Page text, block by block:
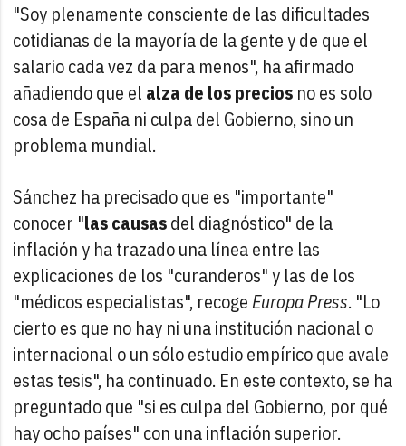
"Soy plenamente consciente de las dificultades
cotidianas de la mayoría de la gente y de que el
salario cada vez da para menos", ha afirmado
añadiendo que el alza de los precios no es solo
cosa de España ni culpa del Gobierno, sino un
problema mundial.
Sánchez ha precisado que es "importante"
conocer "las causasdel diagnóstico" de la
inflación y ha trazado una línea entre las
explicaciones de los "curanderos" y las de los
"médicos especialistas", recogeEuropa Press. "Lo
cierto es que no hay ni una institución nacional o
internacional o un sólo estudio empírico que avale
estas tesis", ha continuado. En este contexto, se ha
preguntado que "si es culpa del Gobierno, por qué
hay ocho países" con una inflación superior.